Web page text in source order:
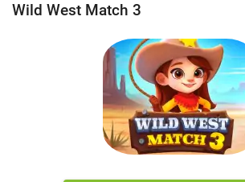
Wild West Match 3